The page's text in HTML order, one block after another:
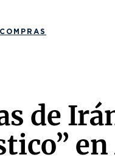
COMPRAS
de